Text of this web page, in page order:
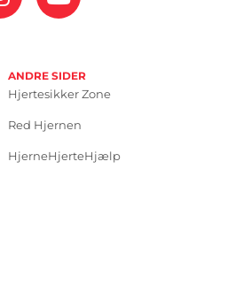
ANDRE SIDER
Hjertesikker Zone
Red Hjernen
HjerneHjerteHjælp